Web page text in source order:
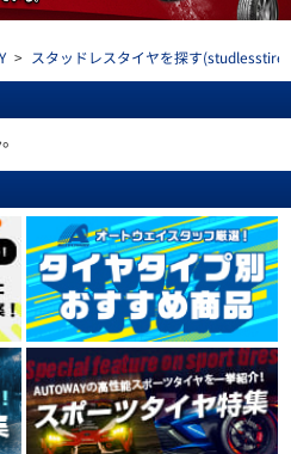
> スタッドレスタイヤを探す(studlesstire)